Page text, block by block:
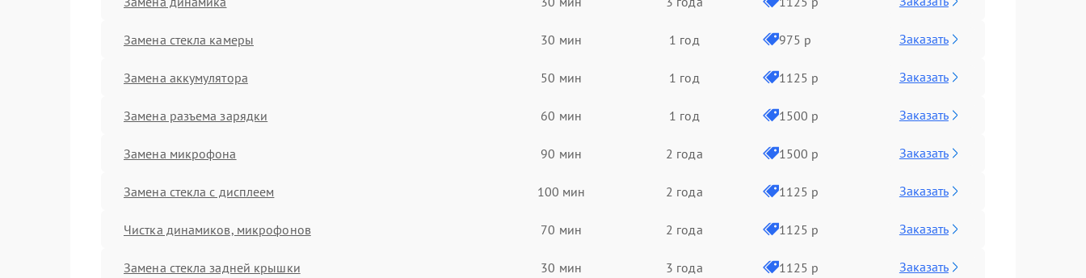
Замена стекла камеры 30 мин 1 год 975 р Заказать
Замена аккумулятора 50 мин 1 год 1125 р Заказать
Замена разъема зарядки 60 мин 1 год 1500 р Заказать
Замена микрофона 90 мин 2 года 1500 р Заказать
Замена стекла с дисплеем 100 мин 2 года 1125 р Заказать
Чистка динамиков, микрофонов 70 мин 2 года 1125 р Заказать
Замена стекла задней крышки 30 мин 3 года 1125 р Заказать